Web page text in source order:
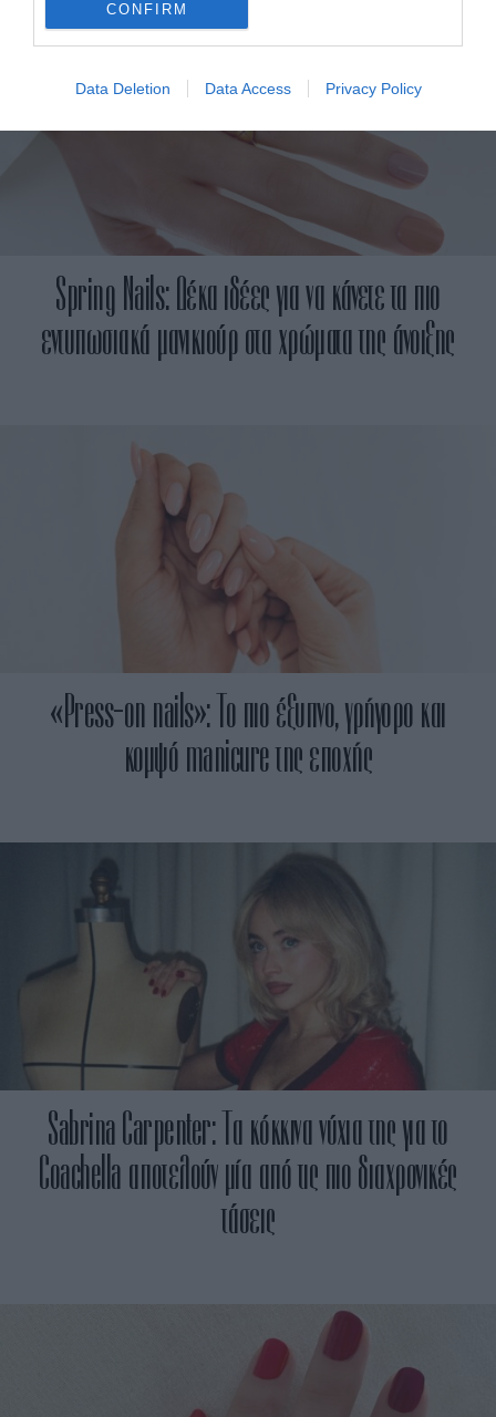
CONFIRM
Data Deletion Data Access Privacy Policy
Spring Nails: Δέκα ιδέες για να κάνετε τα πιο
εντυπωσιακά μανικιούρ στα χρώματα της άνοιξης
«Press-on nails»: Το πιο έξυπνο, γρήγορο και
κομψό manicure της εποχής
Sabrina Carpenter: Τα κόκκινα νύχια της για το
Coachella αποτελούν μία από τις πιο διαχρονικές
τάσεις